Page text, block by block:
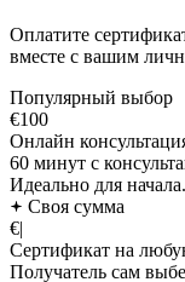
Оплатите
вместе с вашим
Популярный выбор
€100
Онлайн
60 минут с
Идеально для начала.
Своя сумма
€|
Сертификат на
Получатель сам